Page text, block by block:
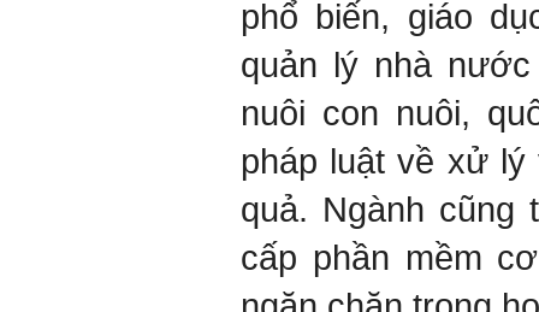
phổ biến, giáo
quản lý nhà
nuôi con nuôi,
pháp luật về xử lý
quả. Ngành cũng
cấp phần mềm